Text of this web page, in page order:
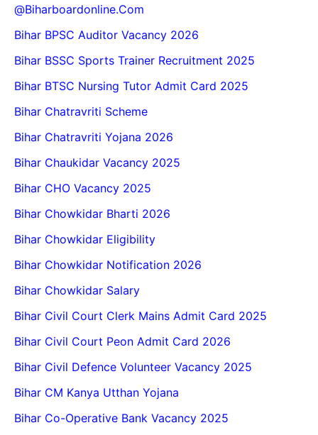
@biharboardonline.com
Bihar BPSC Auditor Vacancy 2026
Bihar BSSC Sports Trainer Recruitment 2025
Bihar BTSC Nursing Tutor Admit Card 2025
Bihar Chatravriti Scheme
Bihar Chatravriti Yojana 2026
Bihar Chaukidar Vacancy 2025
Bihar CHO Vacancy 2025
Bihar Chowkidar Bharti 2026
Bihar Chowkidar Eligibility
Bihar Chowkidar Notification 2026
Bihar Chowkidar Salary
Bihar Civil Court Clerk Mains Admit Card 2025
Bihar Civil Court Peon Admit Card 2026
Bihar Civil Defence Volunteer Vacancy 2025
Bihar CM Kanya Utthan Yojana
Bihar Co-Operative Bank Vacancy 2025